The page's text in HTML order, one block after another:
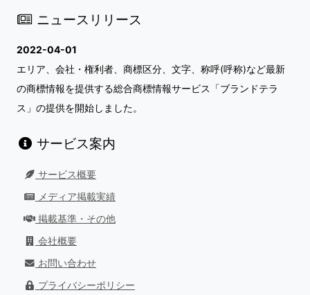
ニュースリリース
2022-04-01
エリア、会社・権利者、商標区分、文字、称呼(呼称)など最新
の商標情報を提供する総合商標情報サービス「ブランドテラ
ス」の提供を開始しました。
サービス案内
サービス概要
メディア掲載実績
掲載基準・その他
会社概要
お問い合わせ
プライバシーポリシー